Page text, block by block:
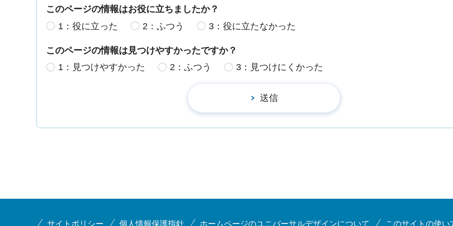
このページの情報はお役に立ちましたか？
1：役に立った
2：ふつう 3：役に立たなかった
このページの情報は見つけやすかったですか？
1：見つけやすかった
2：ふつう 3：見つけにくかった
サイトポリシー 個人情報保護指針 ホームページのユニバーサルデザインについて このサイトの使い